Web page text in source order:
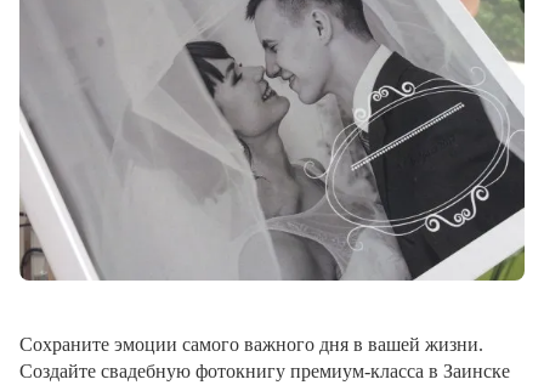
Сохраните эмоции самого важного дня в вашей жизни.
Создайте свадебную фотокнигу премиум-класса в Заинске